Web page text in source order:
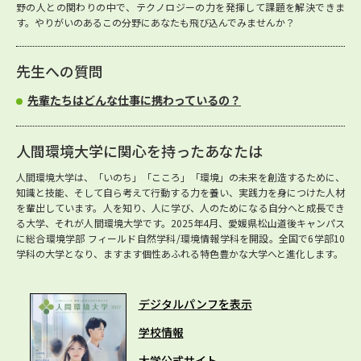
野の人との関わりの中で、テクノロジーの力を発揮して課題を解決できま
す。やりがいのあるこの分野にあなたも飛び込んでみませんか？
先生への質問
先輩たちはどんな仕事に携わっているの？
人間環境大学に関心を持ったあなたは
人間環境大学は、「いのち」「こころ」「環境」の未来を創造するために、
知識と技能、そして自ら考えて行動する力を養い、実践力を身につけた人材
を輩出しています。人を知り、人に学び、人のためになる自分へと成長でき
る大学、それが人間環境大学です。2025年4月、愛媛県松山道後キャンパス
に総合環境学部 フィールド自然学科/環境情報学科を開設。全国で6学部10
学科の大学となり、ますます個性あふれる特色豊かな大学へと進化します。
デジタルパンフを表示
学校情報